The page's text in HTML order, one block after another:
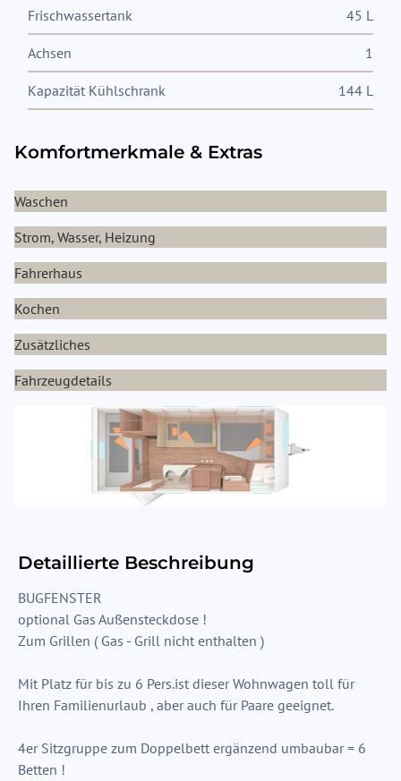
Frischwassertank 45 L
Achsen 1
Kapazität Kühlschrank 144 L
Komfortmerkmale & Extras
Waschen
Strom, Wasser, Heizung
Fahrerhaus
Kochen
Zusätzliches
Fahrzeugdetails
Detaillierte Beschreibung
BUGFENSTER
optional Gas Außensteckdose !
Zum Grillen ( Gas - Grill nicht enthalten )
Mit Platz für bis zu 6 Pers.ist dieser Wohnwagen toll für
Ihren Familienurlaub , aber auch für Paare geeignet.
4er Sitzgruppe zum Doppelbett ergänzend umbaubar = 6
Betten !